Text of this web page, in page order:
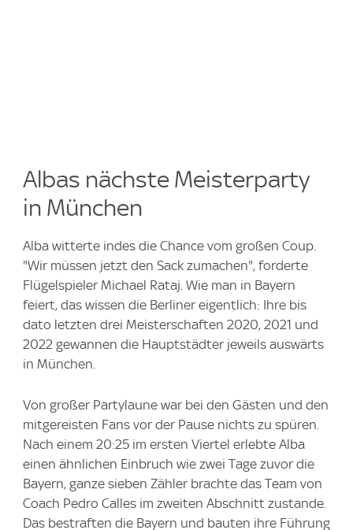
Albas nächste Meisterparty
in München
Alba witterte indes die Chance vom großen Coup.
"Wir müssen jetzt den Sack zumachen", forderte
Flügelspieler Michael Rataj. Wie man in Bayern
feiert, das wissen die Berliner eigentlich: Ihre bis
dato letzten drei Meisterschaften 2020, 2021 und
2022 gewannen die Hauptstädter jeweils auswärts
in München.
Von großer Partylaune war bei den Gästen und den
mitgereisten Fans vor der Pause nichts zu spüren.
Nach einem 20:25 im ersten Viertel erlebte Alba
einen ähnlichen Einbruch wie zwei Tage zuvor die
Bayern, ganze sieben Zähler brachte das Team von
Coach Pedro Calles im zweiten Abschnitt zustande.
Das bestraften die Bayern und bauten ihre Führung